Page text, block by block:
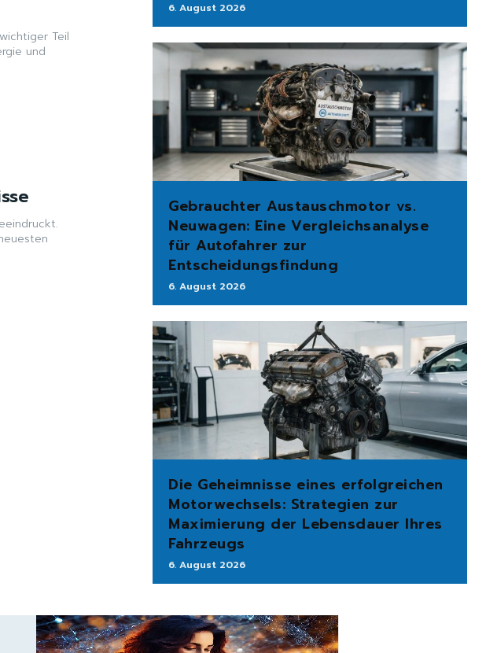
Teil
und
6. August 2026
Gebrauchter Austauschmotor vs.
Neuwagen: Eine Vergleichsanalyse
für Autofahrer zur
Entscheidungsfindung
6. August 2026
Die Geheimnisse eines erfolgreichen
Motorwechsels: Strategien zur
Maximierung der Lebensdauer Ihres
Fahrzeugs
6. August 2026